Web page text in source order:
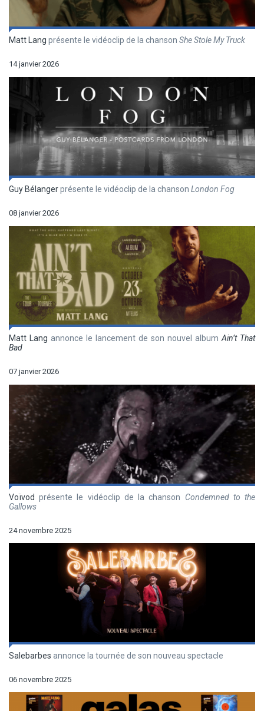
Matt Lang présente le vidéoclip de la chanson She Stole My Truck
14 janvier 2026
Guy Bélangerprésente le vidéoclip de la chanson London Fog
08 janvier 2026
Matt Lang annonce le lancement de son nouvel albumAin’t That
Bad
07 janvier 2026
Voïvod présente le vidéoclip de la chanson Condemned to the
Gallows
24 novembre 2025
Salebarbes annonce la tournée de son nouveau spectacle
06 novembre 2025